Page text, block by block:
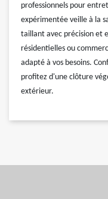
professionnels pour
expérimentée veille à la
taillant avec précision et
résidentielles ou
adapté à vos besoins.
profitez d'une clôture
extérieur.